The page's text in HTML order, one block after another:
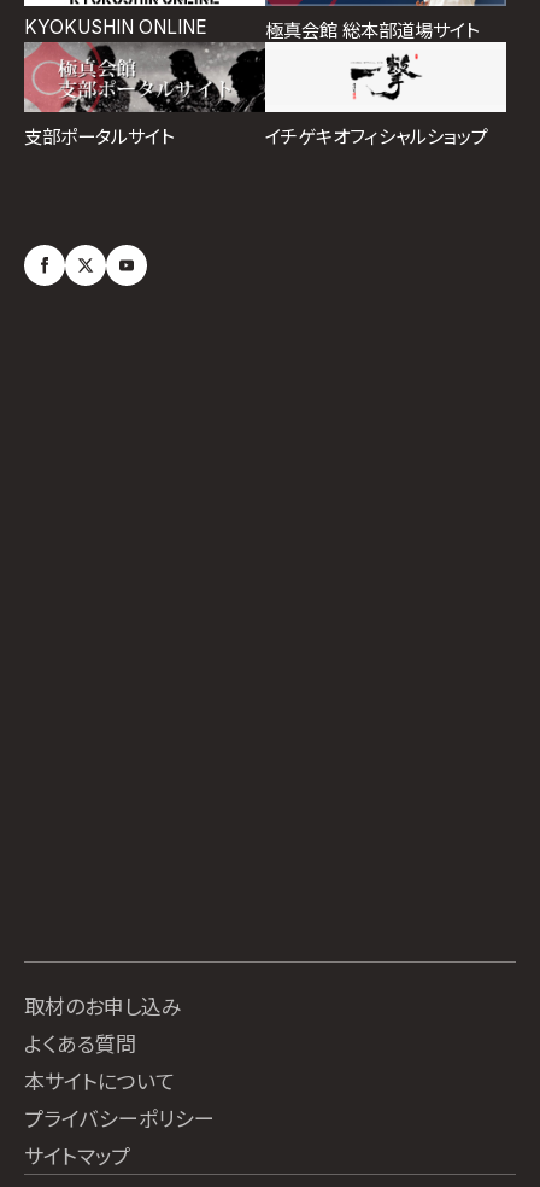
KYOKUSHIN ONLINE 極真会館 総本部道場サイト
支部ポータルサイト イチゲキオフィシャルショップ
取材のお申し込み
よくある質問
本サイトについて
プライバシーポリシー
サイトマップ